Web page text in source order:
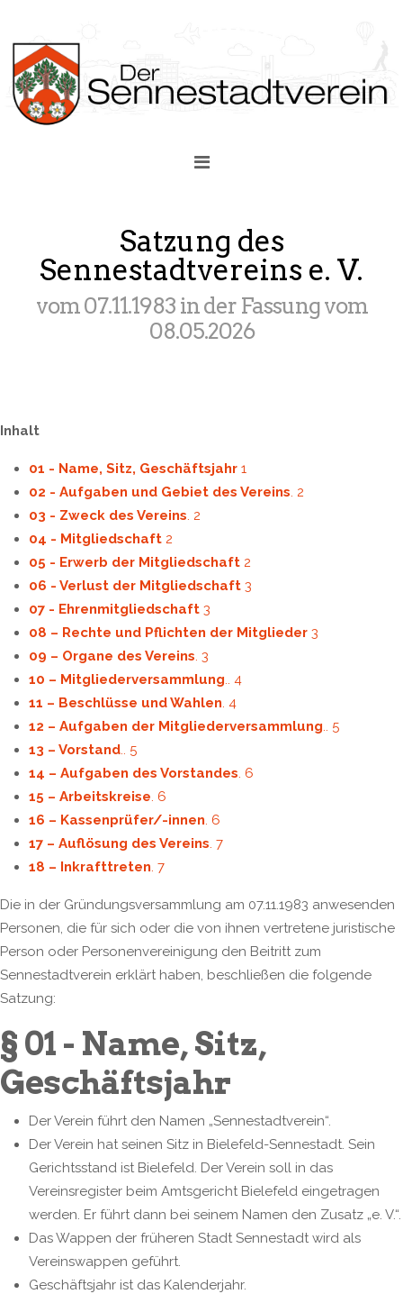
Satzung des
Sennestadtvereins e. V.
vom 07.11.1983 in der Fassung vom
08.05.2026
Inhalt
01 - Name, Sitz, Geschäftsjahr 1
02 - Aufgaben und Gebiet des Vereins. 2
03 - Zweck des Vereins. 2
04 - Mitgliedschaft 2
05 - Erwerb der Mitgliedschaft 2
06 - Verlust der Mitgliedschaft 3
07 - Ehrenmitgliedschaft 3
08 – Rechte und Pflichten der Mitglieder 3
09 – Organe des Vereins. 3
10 – Mitgliederversammlung.. 4
11 – Beschlüsse und Wahlen. 4
12 – Aufgaben der Mitgliederversammlung.. 5
13 – Vorstand.. 5
14 – Aufgaben des Vorstandes. 6
15 – Arbeitskreise. 6
16 – Kassenprüfer/-innen. 6
17 – Auflösung des Vereins. 7
18 – Inkrafttreten. 7
Die in der Gründungsversammlung am 07.11.1983 anwesenden
Personen, die für sich oder die von ihnen vertretene juristische
Person oder Personenvereinigung den Beitritt zum
Sennestadtverein erklärt haben, beschließen die folgende
Satzung:
§ 01 - Name, Sitz,
Geschäftsjahr
Der Verein führt den Namen „Sennestadtverein“.
Der Verein hat seinen Sitz in Bielefeld-Sennestadt. Sein
Gerichtsstand ist Bielefeld. Der Verein soll in das
Vereinsregister beim Amtsgericht Bielefeld eingetragen
werden. Er führt dann bei seinem Namen den Zusatz „e. V.“.
Das Wappen der früheren Stadt Sennestadt wird als
Vereinswappen geführt.
Geschäftsjahr ist das Kalenderjahr.